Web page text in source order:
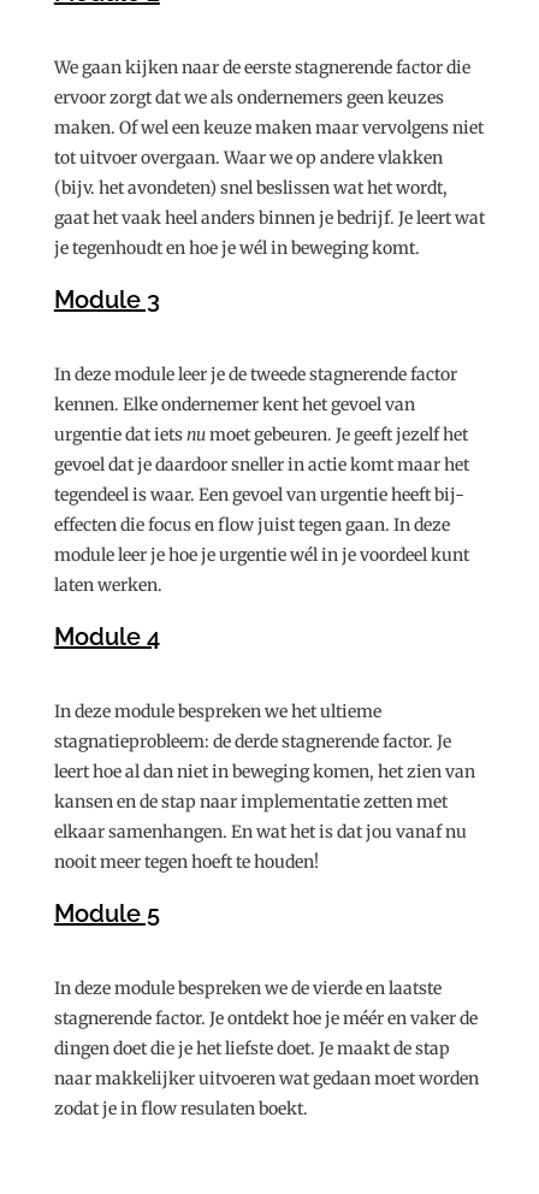
We gaan kijken naar de eerste stagnerende factor die
ervoor zorgt dat we als ondernemers geen keuzes
maken. Of wel een keuze maken maar vervolgens niet
tot uitvoer overgaan. Waar we op andere vlakken
(bijv. het avondeten) snel beslissen wat het wordt,
gaat het vaak heel anders binnen je bedrijf. Je leert wat
je tegenhoudt en hoe je wél in beweging komt.
Module 3
In deze module leer je de tweede stagnerende factor
kennen. Elke ondernemer kent het gevoel van
urgentie dat ietsnumoet gebeuren. Je geeft jezelf het
gevoel dat je daardoor sneller in actie komt maar het
tegendeel is waar. Een gevoel van urgentie heeft bij-
effecten die focus en flow juist tegen gaan. In deze
module leer je hoe je urgentie wél in je voordeel kunt
laten werken.
Module 4
In deze module bespreken we het ultieme
stagnatieprobleem: de derde stagnerende factor. Je
leert hoe al dan niet in beweging komen, het zien van
kansen en de stap naar implementatie zetten met
elkaar samenhangen. En wat het is dat jou vanaf nu
nooit meer tegen hoeft te houden!
Module 5
In deze module bespreken we de vierde en laatste
stagnerende factor. Je ontdekt hoe je méér en vaker de
dingen doet die je het liefste doet. Je maakt de stap
naar makkelijker uitvoeren wat gedaan moet worden
zodat je in flow resulaten boekt.